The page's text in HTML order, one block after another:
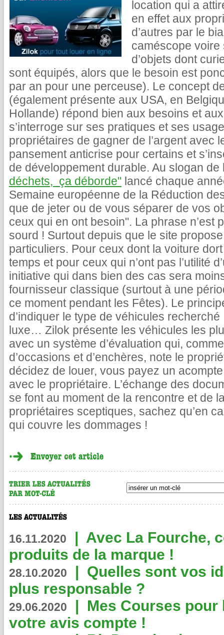
location qui a
en effet aux
d’autres par le
caméscope voire
d’objets dont
sont équipés, alors que le besoin est
par an pour une perceuse). Le concept
(également présente aux USA, en
Hollande) répond bien aux besoins et
s’interroge sur ses pratiques et ses
propriétaires de gagner de l’argent avec
pansement anticrise pour certains et
de développement durable. Au slogan de
déchets, ça déborde" lancé chaque
Semaine européenne de la Réduction
que de jeter ou de vous séparer de vos
ceux qui en ont besoin". La phrase n’est
sourd ! Surtout depuis que le site
particuliers. Pour ceux dont la voiture
temps et pour ceux qui n’ont pas l’utilité
initiative qui dans bien des cas sera
fournisseur classique (surtout à une
ce moment pendant les Fêtes). Le
d’indiquer le type de véhicules
luxe… Zilok présente les véhicules les
avec un système d’évaluation qui,
d’occasions et d’enchères, note le
décidez de louer, vous payez un
avec le propriétaire. L’échange des
se font au moment de la rencontre et de
propriétaires sceptiques, sachez qu’en
qui couvre les dommages !
16.11.2020 | Avec La Fourche,
produits de la marque !
28.10.2020 | Quelles sont vos
plus responsable ?
29.06.2020 | Mes Courses pour
votre avis compte !